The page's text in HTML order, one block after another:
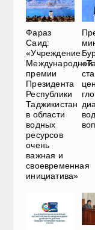
Фараз
Саид:
«Учреждение
Международной
премии
Президента
Республики
Таджикистан
в области
водных
ресурсов
очень
важная и
своевременная
инициатива»